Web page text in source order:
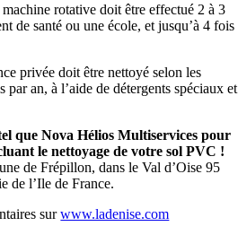
rotative doit être effectué 2 à 3
de santé ou une école, et jusqu’à 4 fois
privée doit être nettoyé selon les
an, à l’aide de détergents spéciaux et
que Nova Hélios Multiservices pour
le nettoyage de votre sol PVC !
de Frépillon, dans le Val d’Oise 95
de l’Ile de France.
surwww.ladenise.com